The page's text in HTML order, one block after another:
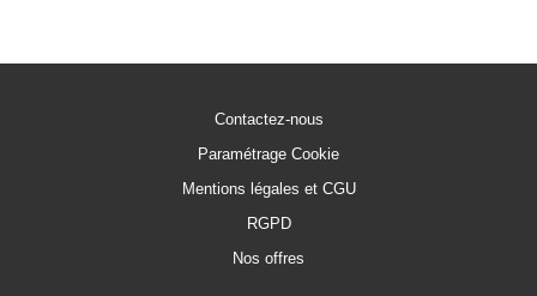
Contactez-nous
Paramétrage Cookie
Mentions légales et CGU
RGPD
Nos offres